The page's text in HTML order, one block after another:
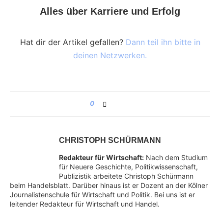
Alles über Karriere und Erfolg
Hat dir der Artikel gefallen? Dann teil ihn bitte in
deinen Netzwerken.
0
CHRISTOPH SCHÜRMANN
Redakteur für Wirtschaft: Nach dem Studium
für Neuere Geschichte, Politikwissenschaft,
Publizistik arbeitete Christoph Schürmann
beim Handelsblatt. Darüber hinaus ist er Dozent an der Kölner
Journalistenschule für Wirtschaft und Politik. Bei uns ist er
leitender Redakteur für Wirtschaft und Handel.